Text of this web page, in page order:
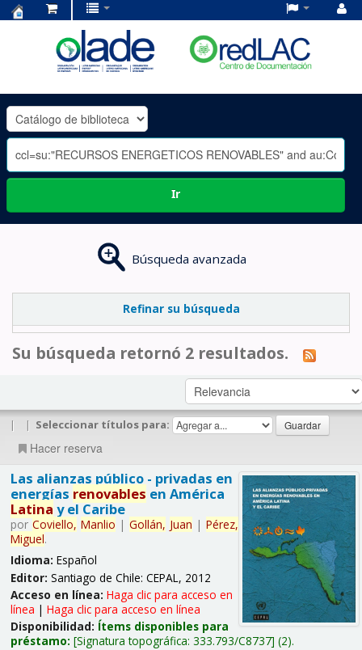
OLADE
-
Ir
Búsqueda avanzada
Refinar su búsqueda
Su búsqueda retornó 2 resultados.
| | Seleccionar títulos para:
Hacer reserva
Las alianzas público - privadas en
energías renovables en América
Latina y el Caribe
por Coviello, Manlio | Gollán, Juan | Pérez,
Miguel.
Idioma: Español
Editor: Santiago de Chile: CEPAL, 2012
Acceso en línea: Haga clic para acceso en
línea | Haga clic para acceso en línea
Disponibilidad: Ítems disponibles para
préstamo: Signatura topográfica: 333.793/C8737 (2).